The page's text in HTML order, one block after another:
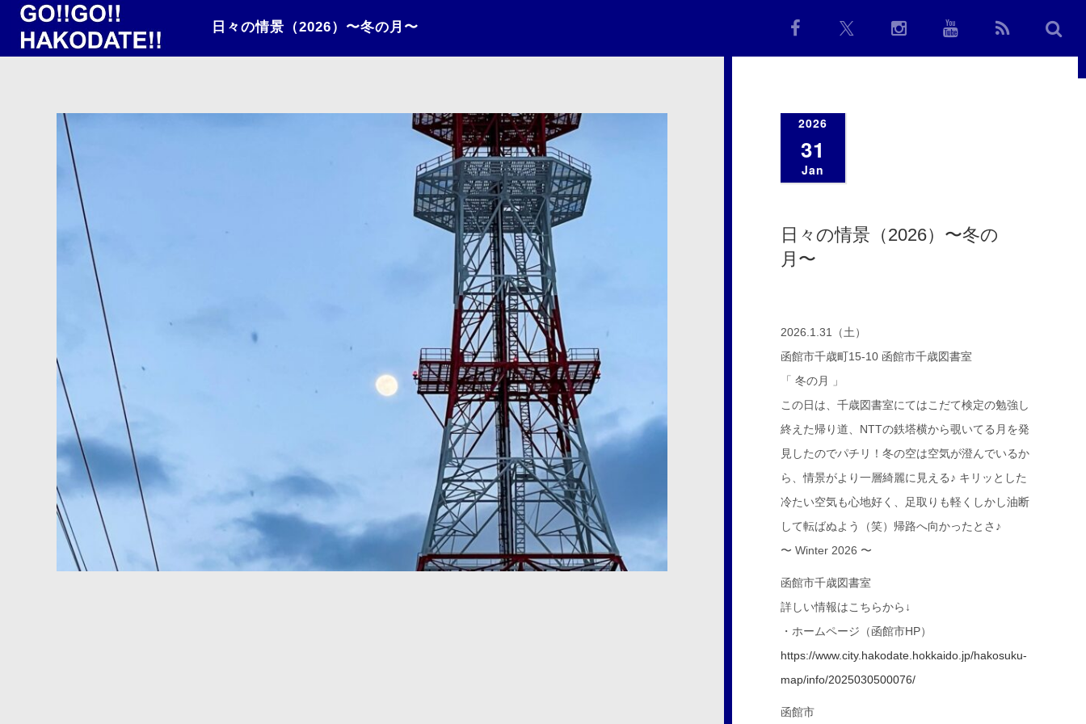
日々の情景（2026）〜冬の月〜
2026
31
Jan
日々の情景（2026）〜冬の
月〜
2026.1.31（土）
函館市千歳町15-10 函館市千歳図書室
「 冬の月 」
この日は、千歳図書室にてはこだて検定の勉強し
終えた帰り道、NTTの鉄塔横から覗いてる月を発
見したのでパチリ！冬の空は空気が澄んでいるか
ら、情景がより一層綺麗に見える♪ キリッとした
冷たい空気も心地好く、足取りも軽くしかし油断
して転ばぬよう（笑）帰路へ向かったとさ♪
〜 Winter 2026 〜
函館市千歳図書室
詳しい情報はこちらから↓
・ホームページ（函館市HP）
https://www.city.hakodate.hokkaido.jp/hakosuku-
map/info/2025030500076/
函館市